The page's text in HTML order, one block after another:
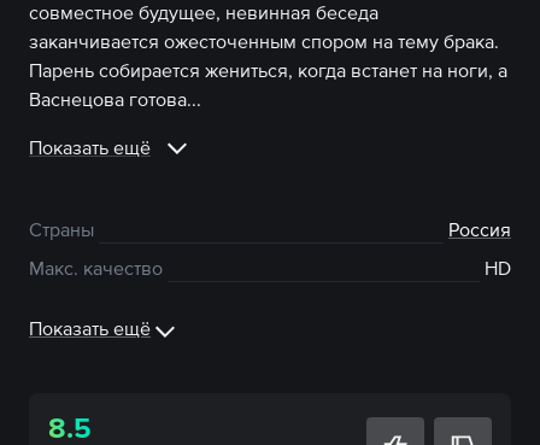
совместное будущее, невинная беседа
заканчивается ожесточенным спором на тему брака.
Парень собирается жениться, когда встанет на ноги, а
Васнецова готова...
Показать ещё
Страны
Россия
Макс. качество
HD
Показать ещё
8.5